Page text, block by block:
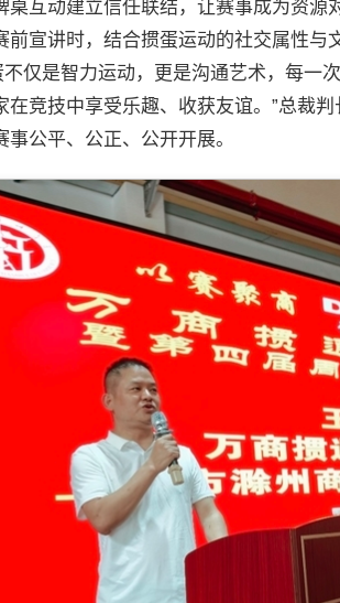
桌互动建立信任联结，让赛事成为资源
前宣讲时，结合掼蛋运动的社交属性与
不仅是智力运动，更是沟通艺术，每一
在竞技中享受乐趣、收获友谊。”总裁判
公平、公正、公开开展。